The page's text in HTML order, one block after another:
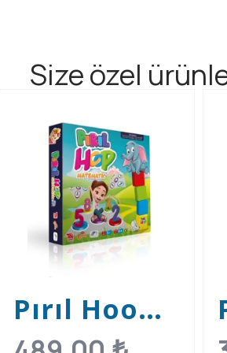
Size özel
Pırıl Hoop